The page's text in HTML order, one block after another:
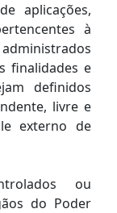
aplicações,
à
finalidades e
definidos
livre e
externo de
ou
do Poder